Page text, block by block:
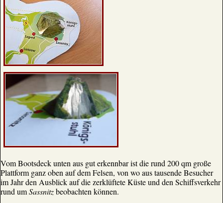
Vom Bootsdeck unten aus gut erkennbar ist die rund 200 qm große
Plattform ganz oben auf dem Felsen, von wo aus tausende Besucher
im Jahr den Ausblick auf die zerklüftete Küste und den Schiffsverkehr
rund umSassnitzbeobachten können.